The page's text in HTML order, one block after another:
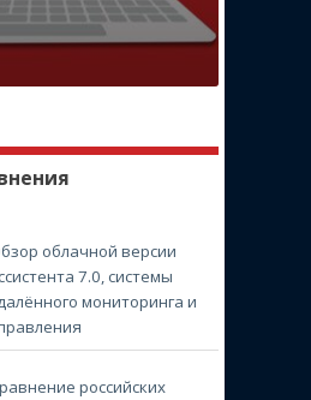
облачной версии
7.0, системы
мониторинга и
российских